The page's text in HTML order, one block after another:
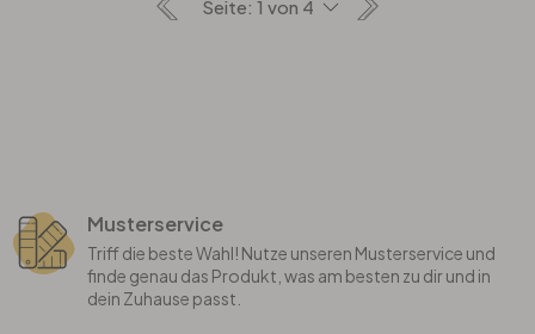
Musterservice
Triff die beste Wahl! Nutze unseren Musterservice und
finde genau das Produkt, was am besten zu dir und in
dein Zuhause passt.